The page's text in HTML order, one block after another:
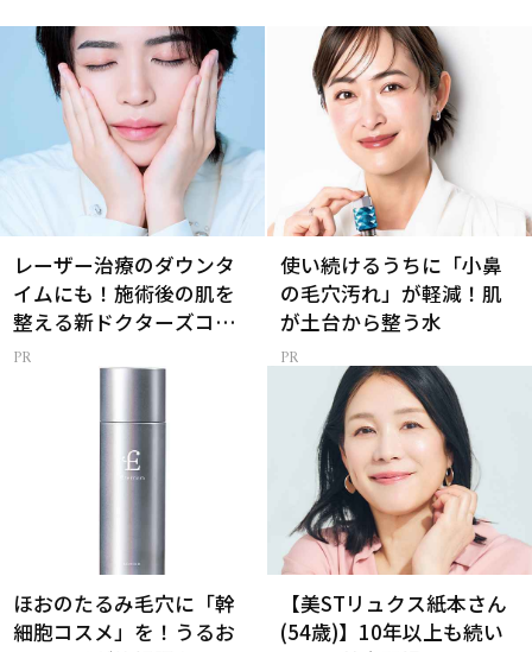
レーザー治療のダウンタ
イムにも！施術後の肌を
整える新ドクターズコス
メ
使い続けるうちに「小鼻
の毛穴汚れ」が軽減！肌
が土台から整う水
ほおのたるみ毛穴に「幹
細胞コスメ」を！うるお
【美STリュクス紙本さん
(54歳)】10年以上も続い